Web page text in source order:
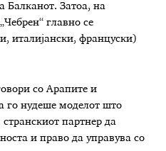
Балканот. Затоа, на
главно се
италијански, француски)
со Арапите и
го нудеше моделот што
партнер да
и право да управува со